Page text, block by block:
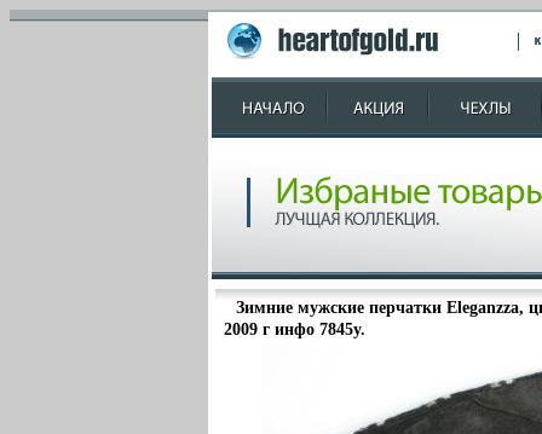
Зимние мужские перчатки Eleganzza,
2009 г инфо 7845y.